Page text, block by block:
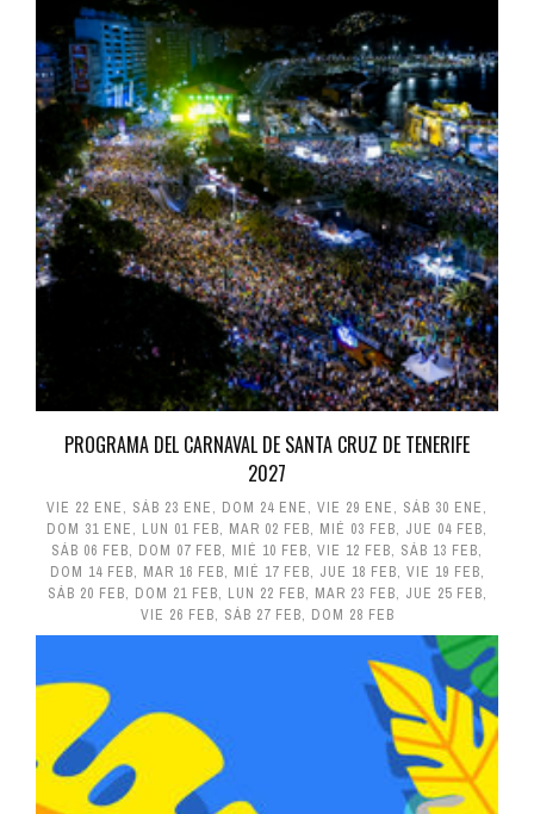
PROGRAMA DEL CARNAVAL DE SANTA CRUZ DE TENERIFE
2027
VIE 22 ENE, SÁB 23 ENE, DOM 24 ENE, VIE 29 ENE, SÁB 30 ENE,
DOM 31 ENE, LUN 01 FEB, MAR 02 FEB, MIÉ 03 FEB, JUE 04 FEB,
SÁB 06 FEB, DOM 07 FEB, MIÉ 10 FEB, VIE 12 FEB, SÁB 13 FEB,
DOM 14 FEB, MAR 16 FEB, MIÉ 17 FEB, JUE 18 FEB, VIE 19 FEB,
SÁB 20 FEB, DOM 21 FEB, LUN 22 FEB, MAR 23 FEB, JUE 25 FEB,
VIE 26 FEB, SÁB 27 FEB, DOM 28 FEB